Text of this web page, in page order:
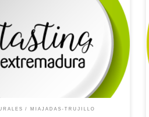
CC-00252
Categoría: 4 Estrellas
rural
Localidad: TRUJILLO
Aguaperal, 8 Pago de San Clemente
Web ✉Correo Electrónico:
correo electrónico
Teléfono:
– 609684719
Placa distintiva
MIAJADAS-TRUJILLO